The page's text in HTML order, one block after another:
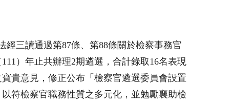
三讀通過第87條、第88條關於檢察事務官
）年止共辦理2期遴選，合計錄取16名表現
貴意見，修正公布「檢察官遴選委員會設置
符檢察官職務性質之多元化，並勉勵襄助檢